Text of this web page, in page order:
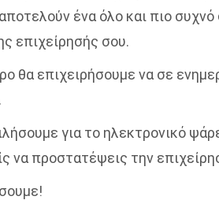
ένα όλο και πιο
επιχείρησής σου.
θα επιχειρήσουμε να σε
για το ηλεκτρονικό
να προστατέψεις την